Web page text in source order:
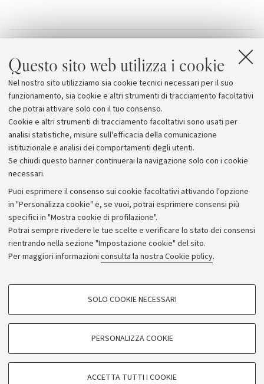
Questo sito web utilizza i cookie
Nel nostro sito utilizziamo sia cookie tecnici necessari per il suo
funzionamento, sia cookie e altri strumenti di tracciamento facoltativi
che potrai attivare solo con il tuo consenso.
Cookie e altri strumenti di tracciamento facoltativi sono usati per
analisi statistiche, misure sull'efficacia della comunicazione
istituzionale e analisi dei comportamenti degli utenti.
Se chiudi questo banner continuerai la navigazione solo con i cookie
necessari.
Puoi esprimere il consenso sui cookie facoltativi attivando l'opzione
in "Personalizza cookie" e, se vuoi, potrai esprimere consensi più
specifici in "Mostra cookie di profilazione".
Potrai sempre rivedere le tue scelte e verificare lo stato dei consensi
rientrando nella sezione "Impostazione cookie" del sito.
Per maggiori informazioni consulta la nostra Cookie policy.
COOKIE DI PROFILAZIONE - FACOLTATIVI
COOKIE TECNICI - NECESSARI
SOLO COOKIE NECESSARI
PERSONALIZZA COOKIE
ACCETTA TUTTI I COOKIE
Locandina [1.2 MB]
Pieghevole[744.7 KB]
Archivio
Comunicati stampa
Redazione
Rassegna stampa
© Copyright 2026 - ALMA MATER STUDIORUM - Università di
Bologna - Via Zamboni, 33 - 40126 Bologna - PI: 01131710376 -
CF: 80007010376